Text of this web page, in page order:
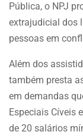
Pública, o NPJ
extrajudicial dos
pessoas em
Além dos
também presta
em demandas
Especiais Cíveis
de 20 salários